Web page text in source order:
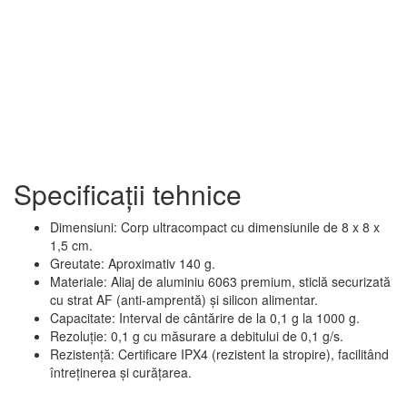
Specificații tehnice
Dimensiuni: Corp ultracompact cu dimensiunile de 8 x 8 x
1,5 cm.
Greutate: Aproximativ 140 g.
Materiale: Aliaj de aluminiu 6063 premium, sticlă securizată
cu strat AF (anti-amprentă) și silicon alimentar.
Capacitate: Interval de cântărire de la 0,1 g la 1000 g.
Rezoluție: 0,1 g cu măsurare a debitului de 0,1 g/s.
Rezistență: Certificare IPX4 (rezistent la stropire), facilitând
întreținerea și curățarea.